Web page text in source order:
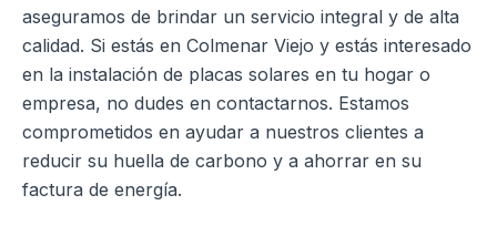
aseguramos de brindar un servicio integral y de alta
calidad. Si estás en Colmenar Viejo y estás interesado
en la instalación de placas solares en tu hogar o
empresa, no dudes en contactarnos. Estamos
comprometidos en ayudar a nuestros clientes a
reducir su huella de carbono y a ahorrar en su
factura de energía.